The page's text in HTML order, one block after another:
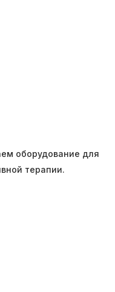
оборудование для
терапии.